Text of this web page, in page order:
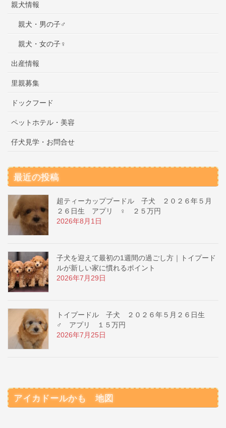
親犬情報
親犬・男の子♂
親犬・女の子♀
出産情報
里親募集
ドックフード
ペットホテル・美容
仔犬見学・お問合せ
最近の投稿
超ティーカッププードル 子犬 ２０２６年５月
２６日生 アプリ ♀ ２５万円
2026年8月1日
子犬を迎えて最初の1週間の過ごし方｜トイプード
ルが新しい家に慣れるポイント
2026年7月29日
トイプードル 子犬 ２０２６年５月２６日生
♂ アプリ １５万円
2026年7月25日
アイカドールかも 地図